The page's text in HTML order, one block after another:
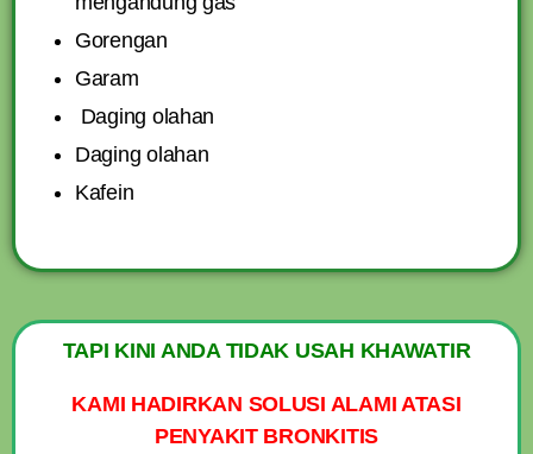
Gorengan
Garam
Daging olahan
Daging olahan
Kafein
TAPI KINI ANDA TIDAK USAH KHAWATIR
KAMI HADIRKAN SOLUSI ALAMI ATASI
PENYAKIT BRONKITIS